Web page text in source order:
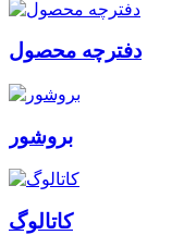
دفترچه محصول
بروشور
کاتالوگ